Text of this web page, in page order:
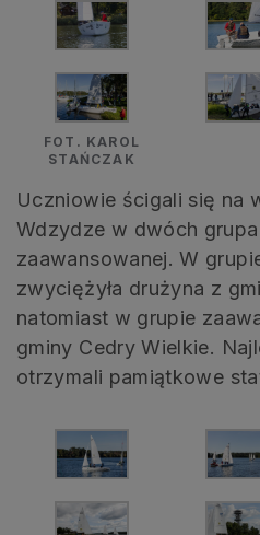
FOT. KAROL
STAŃCZAK
Uczniowie ścigali się na
Wdzydze w dwóch
zaawansowanej. W
zwyciężyła drużyna z
natomiast w grupie
gminy Cedry Wielkie.
otrzymali pamiątkowe